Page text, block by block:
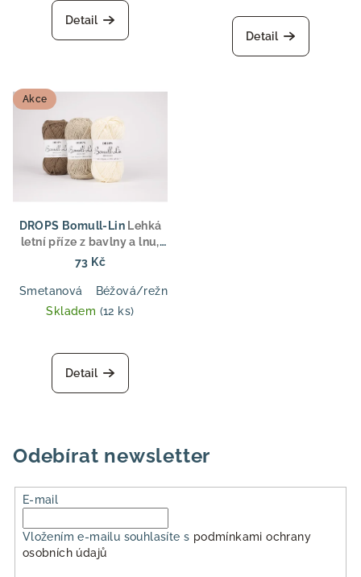
Detail
Detail
Akce
DROPS Bomull-Lin Lehká
letní příze z bavlny a lnu,
aran tloušťka, pro svetry,
73 Kč
Smetanová Béžová/režná
Skladem (12 ks)
Detail
Odebírat newsletter
E-mail
Vložením e-mailu souhlasíte s podmínkami ochrany
osobních údajů